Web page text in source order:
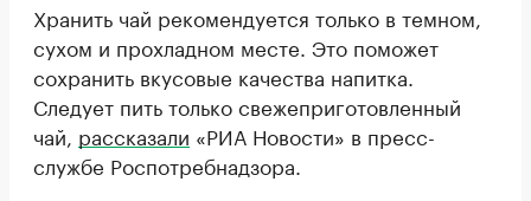
Хранить чай рекомендуется только в темном,
сухом и прохладном месте. Это поможет
сохранить вкусовые качества напитка.
Следует пить только свежеприготовленный
чай, рассказали «РИА Новости» в пресс-
службе Роспотребнадзора.